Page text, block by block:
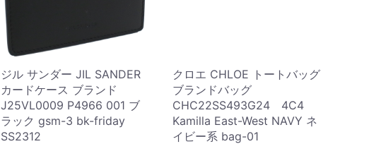
ジル サンダー JIL SANDER
カードケース ブランド
J25VL0009 P4966 001 ブ
ラック gsm-3 bk-friday
SS2312
クロエ CHLOE トートバッグ
ブランドバッグ
CHC22SS493G24 4C4
Kamilla East-West NAVY ネ
イビー系 bag-01